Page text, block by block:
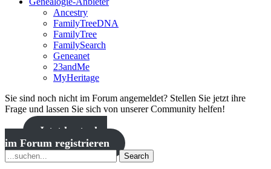
Ancestry
FamilyTreeDNA
FamilyTree
FamilySearch
Geneanet
23andMe
MyHeritage
Sie sind noch nicht im Forum angemeldet? Stellen Sie jetzt ihre
Frage und lassen Sie sich von unserer Community helfen!
Jetzt kostenlos
im Forum registrieren
Search